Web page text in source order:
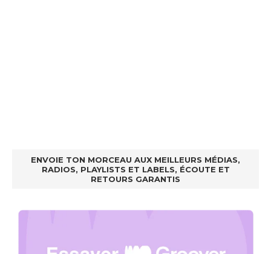
ENVOIE TON MORCEAU AUX MEILLEURS MÉDIAS,
RADIOS, PLAYLISTS ET LABELS, ÉCOUTE ET
RETOURS GARANTIS